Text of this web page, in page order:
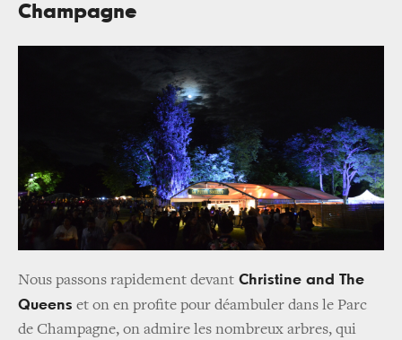
Champagne
Nous passons rapidement devant Christine and The
Queens et on en profite pour déambuler dans le Parc
de Champagne, on admire les nombreux arbres, qui